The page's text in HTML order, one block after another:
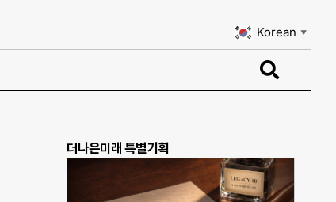
Korean ▼
더나은미래 특별기획